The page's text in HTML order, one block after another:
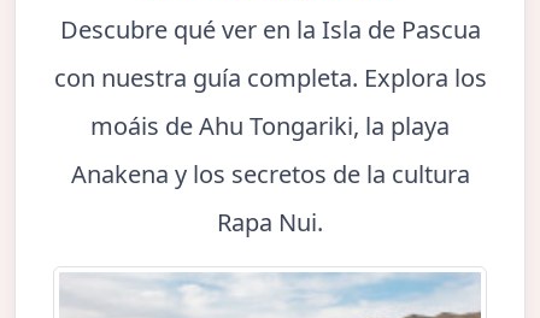
Descubre qué ver en la Isla de Pascua
con nuestra guía completa. Explora los
moáis de Ahu Tongariki, la playa
Anakena y los secretos de la cultura
Rapa Nui.